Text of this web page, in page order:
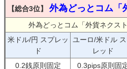
【総合3位】 外為どっとコム「
外為どっとコム「外貨ネクス
米ドル/円 スプレッ
ド
ユーロ/米ドル
レッド
0.2銭原則固定 0.3pips原則固